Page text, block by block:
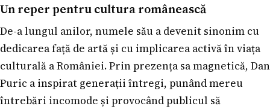
Un reper pentru cultura românească
De-a lungul anilor, numele său a devenit sinonim cu
dedicarea față de artă și cu implicarea activă în viața
culturală a României. Prin prezența sa magnetică, Dan
Puric a inspirat generații întregi, punând mereu
întrebări incomode și provocând publicul să